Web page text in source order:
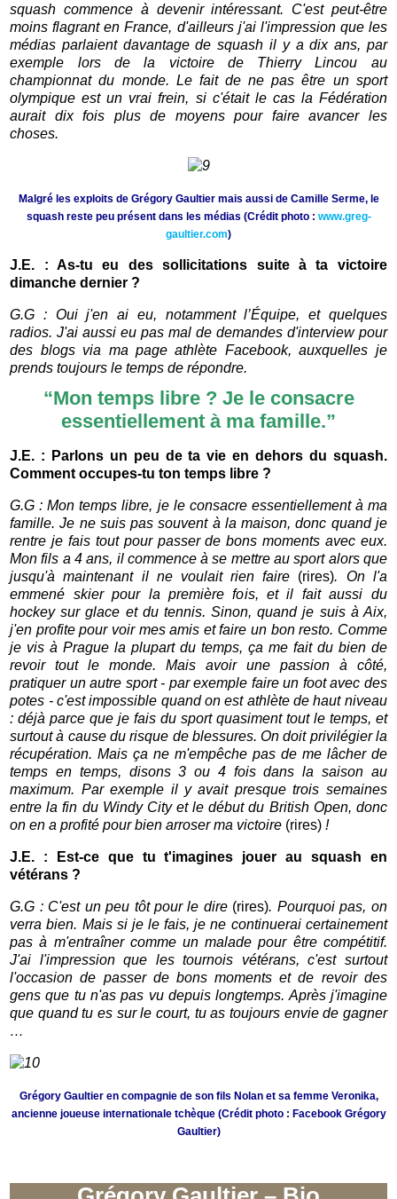
squash commence à devenir intéressant. C'est peut-être
moins flagrant en France, d'ailleurs j'ai l'impression que les
médias parlaient davantage de squash il y a dix ans, par
exemple lors de la victoire de Thierry Lincou au
championnat du monde. Le fait de ne pas être un sport
olympique est un vrai frein, si c'était le cas la Fédération
aurait dix fois plus de moyens pour faire avancer les
choses.
Malgré les exploits de Grégory Gaultier mais aussi de Camille Serme, le
squash reste peu présent dans les médias (Crédit photo : www.greg-
gaultier.com)
J.E. : As-tu eu des sollicitations suite à ta victoire
dimanche dernier ?
G.G : Oui j'en ai eu, notamment l’Équipe, et quelques
radios. J'ai aussi eu pas mal de demandes d'interview pour
des blogs via ma page athlète Facebook, auxquelles je
prends toujours le temps de répondre.
“Mon temps libre ? Je le consacre
essentiellement à ma famille.”
J.E. : Parlons un peu de ta vie en dehors du squash.
Comment occupes-tu ton temps libre ?
G.G : Mon temps libre, je le consacre essentiellement à ma
famille. Je ne suis pas souvent à la maison, donc quand je
rentre je fais tout pour passer de bons moments avec eux.
Mon fils a 4 ans, il commence à se mettre au sport alors que
jusqu'à maintenant il ne voulait rien faire (rires). On l'a
emmené skier pour la première fois, et il fait aussi du
hockey sur glace et du tennis. Sinon, quand je suis à Aix,
j'en profite pour voir mes amis et faire un bon resto. Comme
je vis à Prague la plupart du temps, ça me fait du bien de
revoir tout le monde. Mais avoir une passion à côté,
pratiquer un autre sport - par exemple faire un foot avec des
potes - c'est impossible quand on est athlète de haut niveau
: déjà parce que je fais du sport quasiment tout le temps, et
surtout à cause du risque de blessures. On doit privilégier la
récupération. Mais ça ne m'empêche pas de me lâcher de
temps en temps, disons 3 ou 4 fois dans la saison au
maximum. Par exemple il y avait presque trois semaines
entre la fin du Windy City et le début du British Open, donc
on en a profité pour bien arroser ma victoire (rires) !
J.E. : Est-ce que tu t'imagines jouer au squash en
vétérans ?
G.G : C'est un peu tôt pour le dire(rires). Pourquoi pas, on
verra bien. Mais si je le fais, je ne continuerai certainement
pas à m'entraîner comme un malade pour être compétitif.
J'ai l'impression que les tournois vétérans, c'est surtout
l'occasion de passer de bons moments et de revoir des
gens que tu n'as pas vu depuis longtemps. Après j'imagine
que quand tu es sur le court, tu as toujours envie de gagner
…
Grégory Gaultier en compagnie de son fils Nolan et sa femme Veronika,
ancienne joueuse internationale tchèque (Crédit photo : Facebook Grégory
Gaultier)